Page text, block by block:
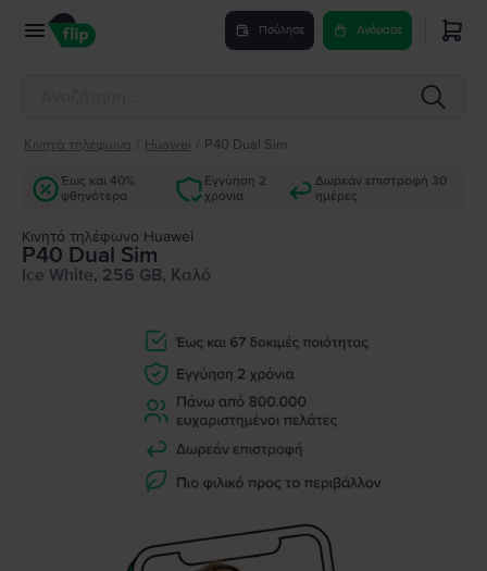
Πούλησε Αγόρασε
Κινητά τηλέφωνα Huawei P40 Dual Sim
Έως και 40%
φθηνότερα
Εγγύηση 2
χρόνια
Δωρεάν επιστροφή 30
ημέρες
Κινητό τηλέφωνο Huawei
P40 Dual Sim
Ice White, 256 GB, Καλό